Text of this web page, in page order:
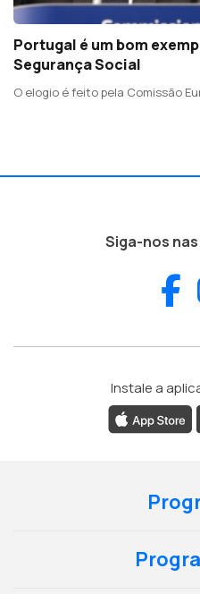
Portugal é um bom
Segurança Social
O elogio é feito pela Comissão
Siga-nos
Instale a